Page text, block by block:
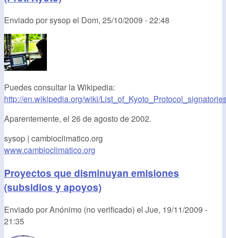
Enviado porsysopel Dom, 25/10/2009 - 22:48
Puedes consultar la Wikipedia:
http://en.wikipedia.org/wiki/
Aparentemente, el 26 de agosto de 2002.
sysop | cambioclimatico.org
www.cambioclimatico.org
Proyectos que disminuyan emisiones
(subsidios y apoyos)
Enviado porAnónimo (no verificado) el Jue, 19/11/2009 -
21:35